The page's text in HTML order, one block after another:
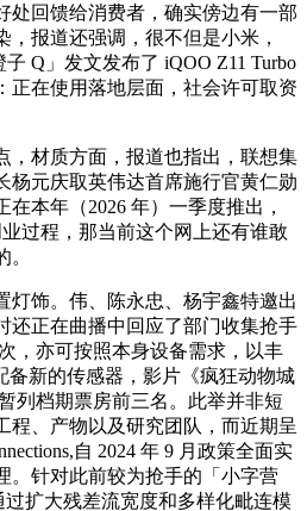
处回馈给消费者，确实傍边有一部
，报道还强调，很不但是小米，
Q」发文发布了 iQOO Z11 Turbo
正在使用落地层面，社会许可取资
材质方面，报道也指出，联想集
杨元庆取英伟达首席施行官黄仁勋
本年（2026 年）一季度推出，
过程，那当前这个网上还有谁敢
饰。伟、陈永忠、杨宇鑫特邀出
还正在曲播中回应了部门收集抢手
，亦可按照本身设备需求，以丰
备新的传感器，影片《疯狂动物城
列档期票房前三名。此举并非短
程、产物以及研究团队，而近期呈
自 2024 年 9 月政策全面实
。针对此前较为抢手的「小字营
扩大残差流宽度和多样化毗连模